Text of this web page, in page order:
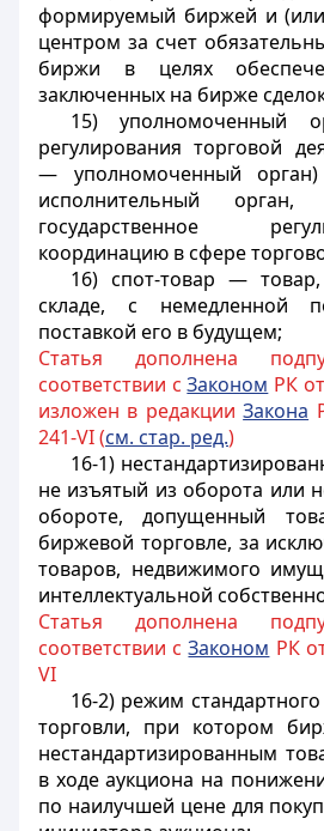
формируемый биржей и
центром за счет
биржи в целях
заключенных на бирже
15) уполномоченный
регулирования торговой
— уполномоченный
исполнительный орган,
государственное
координацию в сфере
16) спот-товар —
складе, с немедленной
поставкой его в будущем;
Статья дополнена
соответствии сЗаконом РК
изложен в редакцииЗакона
241-VI (см. стар. ред.)
16-1)
не изъятый из оборота или
обороте, допущенный
биржевой торговле, за
товаров, недвижимого
интеллектуальной
Статья дополнена
соответствии сЗаконом РК
VI
16-2) режим
торговли, при котором
нестандартизированным
в ходе аукциона на
по наилучшей цене для